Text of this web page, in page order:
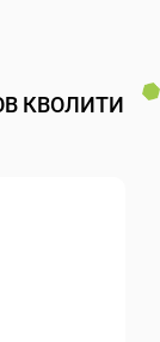
КВОЛИТИ